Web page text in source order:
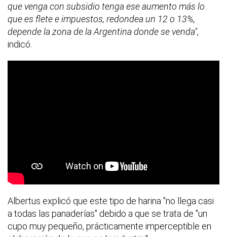
que venga con subsidio tenga ese aumento más lo
que es flete e impuestos, redondea un 12 o 13%,
depende la zona de la Argentina donde se venda",
indicó.
Albertus explicó que este tipo de harina "no llega casi
a todas las panaderías" debido a que se trata de "un
cupo muy pequeño, prácticamente imperceptible en